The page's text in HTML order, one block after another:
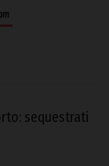
sequestrati